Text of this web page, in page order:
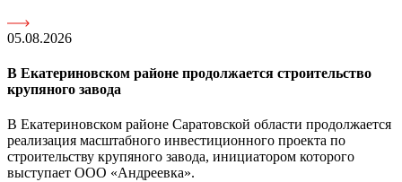
05.08.2026
В Екатериновском районе продолжается строительство
крупяного завода
В Екатериновском районе Саратовской области продолжается
реализация масштабного инвестиционного проекта по
строительству крупяного завода, инициатором которого
выступает ООО «Андреевка».